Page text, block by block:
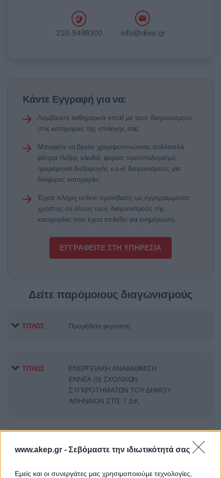
www.akep.gr - Σεβόμαστε την ιδιωτικότητά σας
Εμείς και οι συνεργάτες μας χρησιμοποιούμε τεχνολογίες,
210-9499300 info@akep.gr
Κάντε Εγγραφή για να:
Λαμβάνετε καθημερινά email με τους διαγωνισμούς
στις κατηγορίες της επιλογής σας.
Μπορείτε να βρείτε χρησιμοποιώντας πολλαπλά
φίλτρα (λέξεις κλειδιά, φορέα, προϋπολογισμό,
ημερομηνία διεξαγωγής κ.ο.κ) διαγωνισμούς για
διάφορες κατηγορίες.
Έχετε πλήρη online πρόσβαση ως εγγεγραμμένος
χρήστης σε όλους τους διαγωνισμούς της
κατηγορίας που έχετε επιλέξει για ενημέρωση.
ΕΓΓΡΑΦΕΙΤΕ ΣΤΗ ΥΠΗΡΕΣΙΑ
Δείτε παρόμοιους διαγωνισμούς
ΤΙΤΛΟΣ Προμήθεια φορτιστή
ΤΙΤΛΟΣ
ΕΝΕΡΓΕΙΑΚΗ ΑΝΑΒΑΘΜΙΣΗ
ΕΝΝΕΑ (9) ΣΧΟΛΙΚΩΝ
ΣΥΓΚΡΟΤΗΜΑΤΩΝ ΤΟΥ ΔΗΜΟΥ
ΑΘΗΝΑΙΩΝ ΣΤΙΣ 7 Δ.Κ.
δήμου Αιγάλεω